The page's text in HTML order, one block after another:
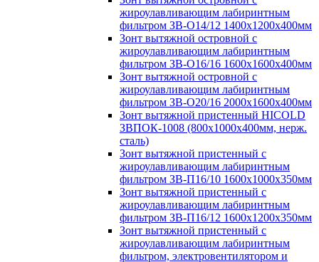
жироулавливающим лабиринтным
фильтром ЗВ-О14/12 1400х1200х400мм
Зонт вытяжной островной с
жироулавливающим лабиринтным
фильтром ЗВ-О16/16 1600х1600х400мм
Зонт вытяжной островной с
жироулавливающим лабиринтным
фильтром ЗВ-О20/16 2000х1600х400мм
Зонт вытяжной пристенный HICOLD
ЗВПОК-1008 (800х1000х400мм, нерж.
сталь)
Зонт вытяжной пристенный с
жироулавливающим лабиринтным
фильтром ЗВ-П16/10 1600х1000х350мм
Зонт вытяжной пристенный с
жироулавливающим лабиринтным
фильтром ЗВ-П16/12 1600х1200х350мм
Зонт вытяжной пристенный с
жироулавливающим лабиринтным
фильтром, электровентилятором и